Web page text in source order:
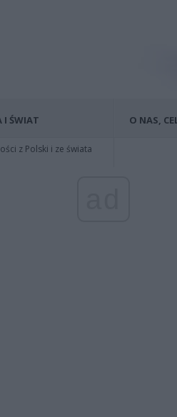
I ŚWIAT
z Polski i ze świata
O NAS,